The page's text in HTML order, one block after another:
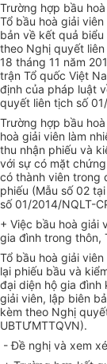
Trường hợp bầu
Tổ bầu hoà giải
bản về kết quả biểu
theo Nghị quyết
18 tháng 11 năm
trận Tổ quốc Việt
định của pháp luật
quyết liên tịch số
Trường hợp bầu
hoà giải viên làm
thu nhận phiếu và
với sự có mặt
có thành viên trong
phiếu (Mẫu số 02
số 01/2014/NQLT-
+ Việc bầu hoà giải
gia đình trong thôn,
Tổ bầu hoà giải
lại phiếu bầu và
đại diện hộ gia đình
giải viên, lập biên
kèm theo Nghị
UBTƯMTTQVN).
- Đề nghị và xem